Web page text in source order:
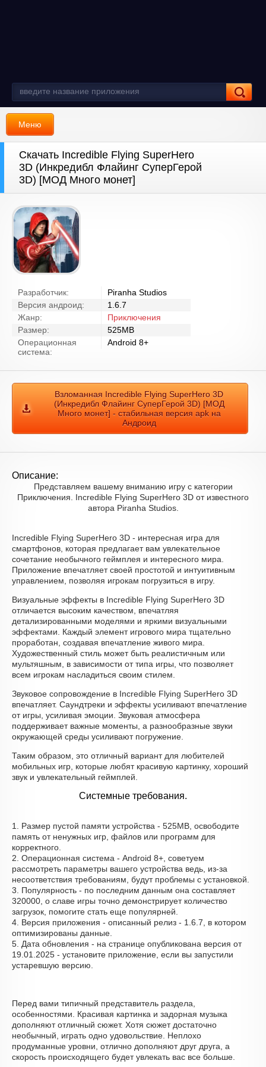
Меню
Скачать Incredible Flying SuperHero
3D (Инкредибл Флайинг СуперГерой
3D) [МОД Много монет]
Разработчик:
Piranha Studios
Версия андроид:
1.6.7
Жанр:
Приключения
Размер:
525MB
Операционная
система:
Android 8+
Взломанная Incredible Flying SuperHero 3D
(Инкредибл Флайинг СуперГерой 3D) [МОД
Много монет] - стабильная версия apk на
Андроид
Описание:
Представляем вашему вниманию игру с категории
Приключения. Incredible Flying SuperHero 3D от известного
автора Piranha Studios.
Incredible Flying SuperHero 3D - интересная игра для
смартфонов, которая предлагает вам увлекательное
сочетание необычного геймплея и интересного мира.
Приложение впечатляет своей простотой и интуитивным
управлением, позволяя игрокам погрузиться в игру.
Визуальные эффекты в Incredible Flying SuperHero 3D
отличается высоким качеством, впечатляя
детализированными моделями и яркими визуальными
эффектами. Каждый элемент игрового мира тщательно
проработан, создавая впечатление живого мира.
Художественный стиль может быть реалистичным или
мультяшным, в зависимости от типа игры, что позволяет
всем игрокам насладиться своим стилем.
Звуковое сопровождение в Incredible Flying SuperHero 3D
впечатляет. Саундтреки и эффекты усиливают впечатление
от игры, усиливая эмоции. Звуковая атмосфера
поддерживает важные моменты, а разнообразные звуки
окружающей среды усиливают погружение.
Таким образом, это отличный вариант для любителей
мобильных игр, которые любят красивую картинку, хороший
звук и увлекательный геймплей.
Системные требования.
1. Размер пустой памяти устройства - 525MB, освободите
память от ненужных игр, файлов или программ для
корректного.
2. Операционная система - Android 8+, советуем
рассмотреть параметры вашего устройства ведь, из-за
несоответствия требованиям, будут проблемы с установкой.
3. Популярность - по последним данным она составляет
320000, о cлаве игры точно демонстрирует количество
загрузок, помогите стать еще популярней.
4. Версия приложения - описанный релиз - 1.6.7, в котором
оптимизированы данные.
5. Дата обновления - на странице опубликована версия от
19.01.2025 - установите приложение, если вы запустили
устаревшую версию.
Перед вами типичный представитель раздела,
особенностями. Красивая картинка и задорная музыка
дополняют отличный сюжет. Хотя сюжет достаточно
необычный, играть одно удовольствие. Неплохо
продуманные уровни, отлично дополняют друг друга, а
скорость происходящего будет увлекать вас все больше.